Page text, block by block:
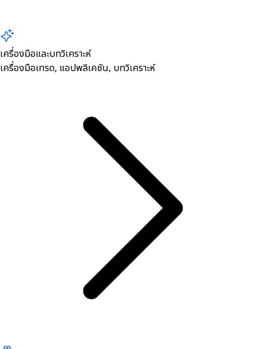
เครื่องมือและบทวิเคราะห์
เครื่องมือเทรด, ​แอปพลิเคชัน, บทวิเคราะห์